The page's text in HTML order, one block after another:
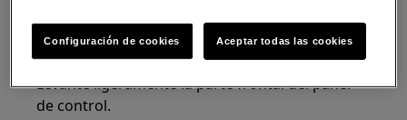
Levante ligeramente la parte frontal del panel
de control.
Configuración de cookies Aceptar todas las cookies